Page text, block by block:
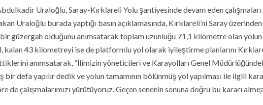
Uraloğlu, Saray-Kırklareli Yolu şantiyesinde devam eden çalışmaları
Uraloğlu burada yaptığı basın açıklamasında, Kırklareli’ni Saray
güzergah olduğunu anımsatarak toplam uzunluğu 71,1 kilometre olan
43 kilometreyi ise de platformlu yol olarak iyileştirme planlarını
anımsatarak, “İlimizin yöneticileri ve Karayolları Genel
bir defa yapılır dedik ve yolun tamamının bölünmüş yol yapılması ile ilgili
de çalışmalarımızı yürütüyoruz. Geçen senenin sonuna doğru bu kararı